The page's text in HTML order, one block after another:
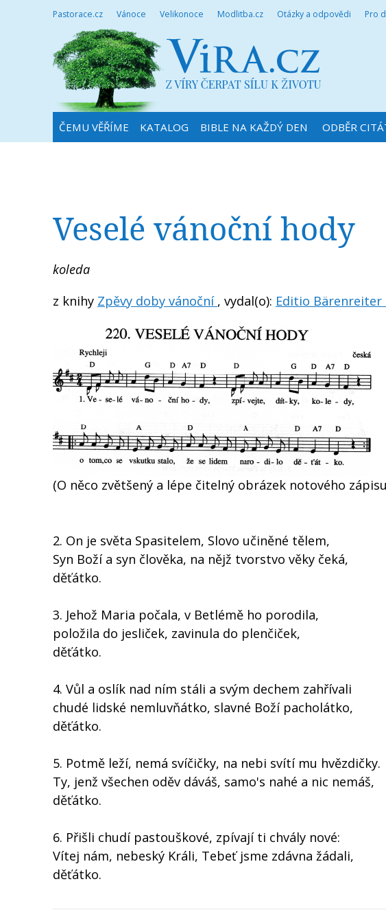
Pastorace.cz Vánoce Velikonoce Modlitba.cz Otázky a odpovědi Pro
ČEMU VĚŘÍME KATALOG BIBLE NA KAŽDÝ DEN ODBĚR
Veselé vánoční hody
koleda
z knihy Zpěvy doby vánoční , vydal(o): Editio Bärenreiter
(O něco zvětšený a lépe čitelný obrázek notového
2. On je světa Spasitelem, Slovo učiněné tělem,
Syn Boží a syn člověka, na nějž tvorstvo věky čeká,
děťátko.
3. Jehož Maria počala, v Betlémě ho porodila,
položila do jesliček, zavinula do plenčiček,
děťátko.
4. Vůl a oslík nad ním stáli a svým dechem zahřívali
chudé lidské nemluvňátko, slavné Boží pacholátko,
děťátko.
5. Potmě leží, nemá svíčičky, na nebi svítí mu hvězdičky.
Ty, jenž všechen oděv dáváš, samo's nahé a nic nemáš,
děťátko.
6. Přišli chudí pastouškové, zpívají ti chvály nové:
Vítej nám, nebeský Králi, Tebeť jsme zdávna žádali,
děťátko.